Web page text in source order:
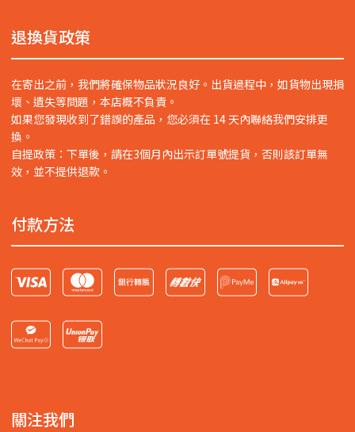
退換貨政策
在寄出之前，我們將確保物品狀況良好。出貨過程中，如貨物出現損
壞、遺失等問題，本店概不負責。
如果您發現收到了錯誤的產品，您必須在 14 天內聯絡我們安排更
換。
自提政策：下單後，請在3個月內出示訂單號提貨，否則該訂單無
效，並不提供退款。
付款方法
關注我們